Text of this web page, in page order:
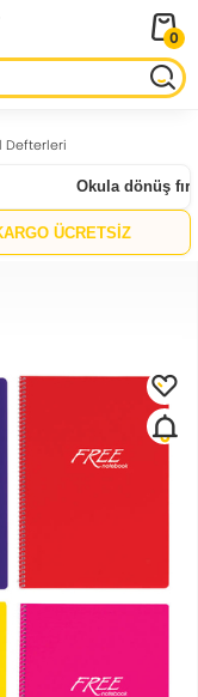
0
Defterleri
Okula dönüş
ÜCRETSİZ